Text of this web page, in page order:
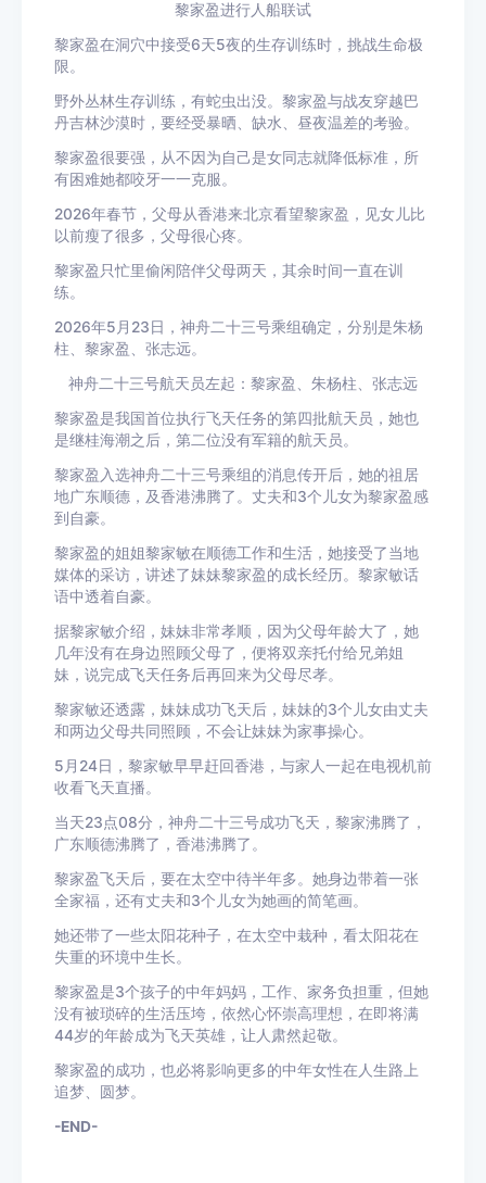
黎家盈进行人船联试
黎家盈在洞穴中接受6天5夜的生存训练时，挑战生命极
限。
野外丛林生存训练，有蛇虫出没。黎家盈与战友穿越巴
丹吉林沙漠时，要经受暴晒、缺水、昼夜温差的考验。
黎家盈很要强，从不因为自己是女同志就降低标准，所
有困难她都咬牙一一克服。
2026年春节，父母从香港来北京看望黎家盈，见女儿比
以前瘦了很多，父母很心疼。
黎家盈只忙里偷闲陪伴父母两天，其余时间一直在训
练。
2026年5月23日，神舟二十三号乘组确定，分别是朱杨
柱、黎家盈、张志远。
神舟二十三号航天员左起：黎家盈、朱杨柱、张志远
黎家盈是我国首位执行飞天任务的第四批航天员，她也
是继桂海潮之后，第二位没有军籍的航天员。
黎家盈入选神舟二十三号乘组的消息传开后，她的祖居
地广东顺德，及香港沸腾了。丈夫和3个儿女为黎家盈感
到自豪。
黎家盈的姐姐黎家敏在顺德工作和生活，她接受了当地
媒体的采访，讲述了妹妹黎家盈的成长经历。黎家敏话
语中透着自豪。
据黎家敏介绍，妹妹非常孝顺，因为父母年龄大了，她
几年没有在身边照顾父母了，便将双亲托付给兄弟姐
妹，说完成飞天任务后再回来为父母尽孝。
黎家敏还透露，妹妹成功飞天后，妹妹的3个儿女由丈夫
和两边父母共同照顾，不会让妹妹为家事操心。
5月24日，黎家敏早早赶回香港，与家人一起在电视机前
收看飞天直播。
当天23点08分，神舟二十三号成功飞天，黎家沸腾了，
广东顺德沸腾了，香港沸腾了。
黎家盈飞天后，要在太空中待半年多。她身边带着一张
全家福，还有丈夫和3个儿女为她画的简笔画。
她还带了一些太阳花种子，在太空中栽种，看太阳花在
失重的环境中生长。
黎家盈是3个孩子的中年妈妈，工作、家务负担重，但她
没有被琐碎的生活压垮，依然心怀崇高理想，在即将满
44岁的年龄成为飞天英雄，让人肃然起敬。
黎家盈的成功，也必将影响更多的中年女性在人生路上
追梦、圆梦。
-END-